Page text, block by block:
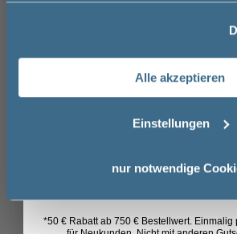
Alle akzeptieren
Einstellungen
nur notwendige
35 cm 26 cm 54 cm
Das könnte Sie
Email
Anmelden
*50 € Rabatt ab 750 € Bestellwert. Einmalig